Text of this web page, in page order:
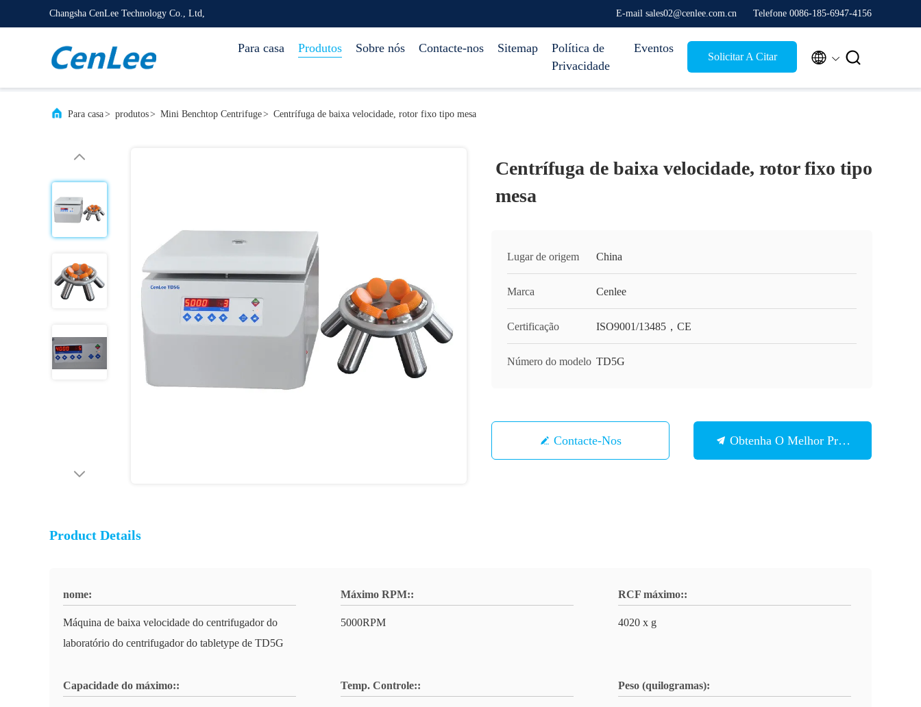
Changsha CenLee Technology Co., Ltd, E-mail sales02@cenlee.com.cn Telefone 0086-185-6947-4156
Para casa Produtos Sobre nós Contacte-nos Sitemap
Política de
Privacidade
Eventos
Solicitar A Citar  
Para casa> produtos> Mini Benchtop Centrifuge> Centrífuga de baixa velocidade, rotor fixo tipo mesa
Centrífuga de baixa velocidade, rotor fixo tipo
mesa
Lugar de origem China
Marca Cenlee
Certificação ISO9001/13485，CE
Número do modelo TD5G
Contacte-Nos Obtenha O Melhor Preço
Product Details
nome:
Máquina de baixa velocidade do centrifugador do
laboratório do centrifugador do tabletype de TD5G
Máximo RPM::
5000RPM
RCF máximo::
4020 x g
Capacidade do máximo:: Temp. Controle:: Peso (quilogramas):